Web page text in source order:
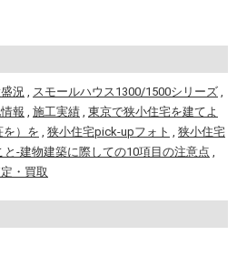
況 , スモールハウス1300/1500シリーズ ,
報 , 施工実績 , 東京で狭小住宅を建てよ
を）を , 狭小住宅pick-upフォト , 狭小住宅
-建物建築に際しての10項目の注意点 ,
・買取